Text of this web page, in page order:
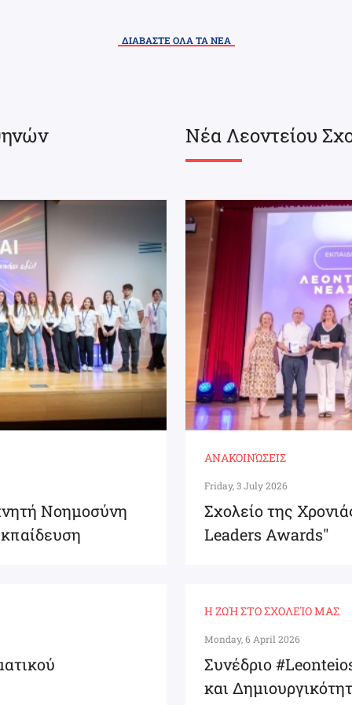
ΔΙΑΒΑΣΤΕ ΟΛΑ ΤΑ ΝΕΑ
Νοημοσύνη
Νέα Λεοντείου
ΑΝΑΚΟΙΝΏΣΕΙΣ
Friday, 3 July 2026
Σχολείο της
Leaders Awards"
Η ΖΩΉ ΣΤΟ ΣΧΟΛΕΊΟ ΜΑΣ
Monday, 6 April 2026
Συνέδριο
και